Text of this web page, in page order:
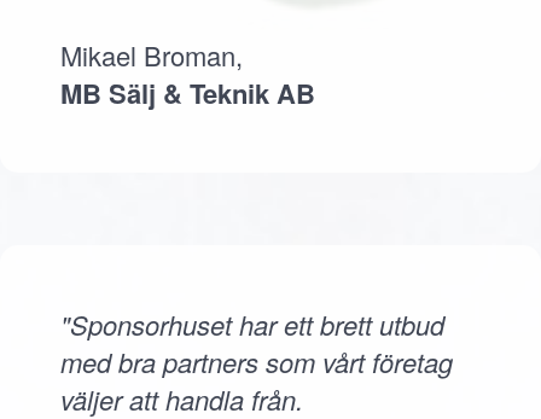
Mikael Broman,
MB Sälj & Teknik AB
"Sponsorhuset har ett brett utbud
med bra partners som vårt företag
väljer att handla från.